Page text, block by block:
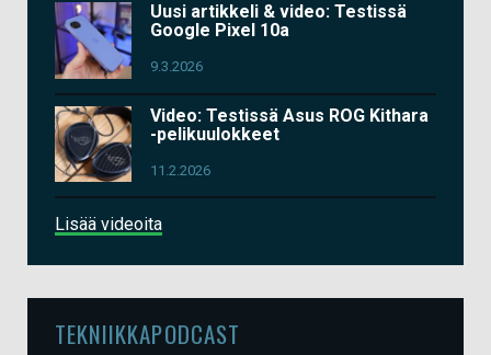
Uusi artikkeli & video: Testissä
Google Pixel 10a
9.3.2026
Video: Testissä Asus ROG Kithara
-pelikuulokkeet
11.2.2026
Lisää videoita
TEKNIIKKAPODCAST